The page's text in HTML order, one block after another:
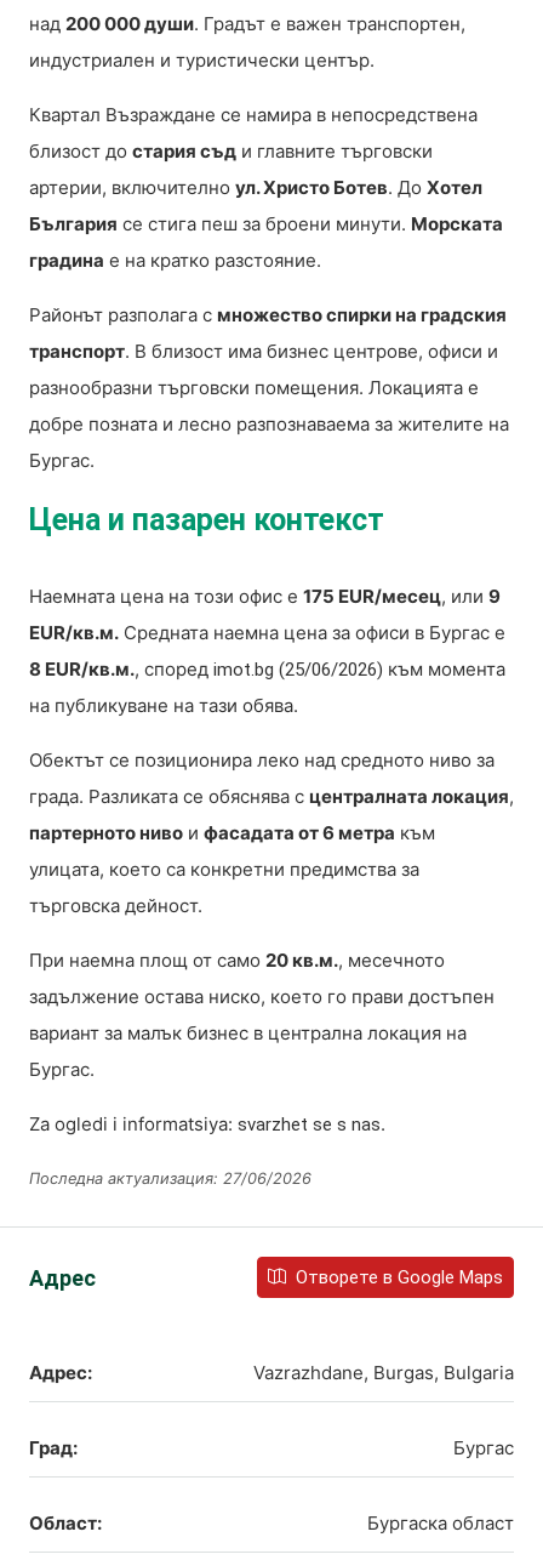
над 200 000 души. Градът е важен транспортен,
индустриален и туристически център.
Квартал Възраждане се намира в непосредствена
близост до стария съд и главните търговски
артерии, включително ул. Христо Ботев. До Хотел
България се стига пеш за броени минути. Морската
градина е на кратко разстояние.
Районът разполага с множество спирки на градския
транспорт. В близост има бизнес центрове, офиси и
разнообразни търговски помещения. Локацията е
добре позната и лесно разпознаваема за жителите на
Бургас.
Цена и пазарен контекст
Наемната цена на този офис е 175 EUR/месец, или 9
EUR/кв.м. Средната наемна цена за офиси в Бургас е
8 EUR/кв.м., според imot.bg (25/06/2026) към момента
на публикуване на тази обява.
Обектът се позиционира леко над средното ниво за
града. Разликата се обяснява с централната локация,
партерното ниво и фасадата от 6 метра към
улицата, което са конкретни предимства за
търговска дейност.
При наемна площ от само 20 кв.м., месечното
задължение остава ниско, което го прави достъпен
вариант за малък бизнес в централна локация на
Бургас.
Za ogledi i informatsiya: svarzhet se s nas.
Последна актуализация: 27/06/2026
Адрес Отворете в Google Maps
Адрес: Vazrazhdane, Burgas, Bulgaria
Град: Бургас
Област: Бургаска област